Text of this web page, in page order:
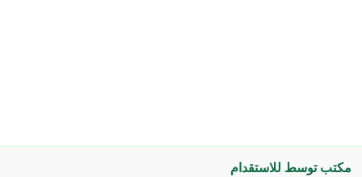
مكتب توسط للاستقدام